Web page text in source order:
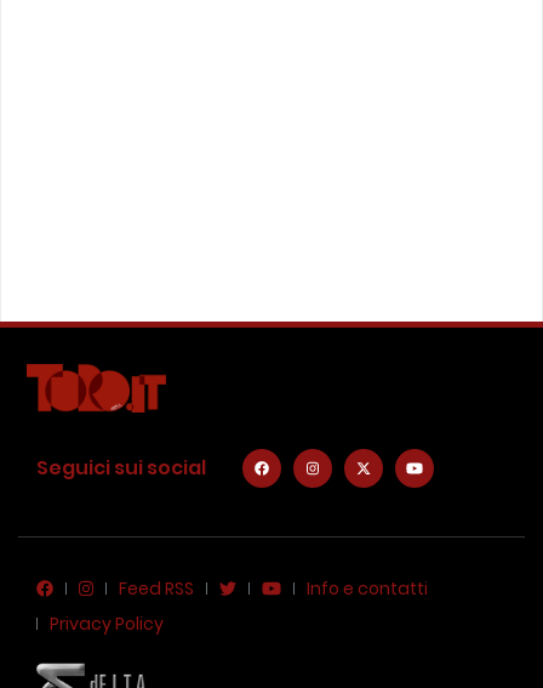
Seguici sui social
Feed RSS
Info e contatti
Privacy Policy